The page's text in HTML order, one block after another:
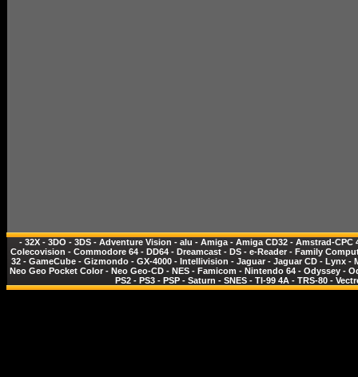
- 32X - 3DO - 3DS - Adventure Vision - alu - Amiga - Amiga CD32 - Amstrad-CPC
Colecovision - Commodore 64- DD64- Dreamcast- DS- e-Reader- Family
32 - GameCube - Gizmondo - GX-4000 - Intellivision - Jaguar - Jaguar CD - Lynx -
Neo Geo Pocket Color - Neo Geo-CD - NES - Famicom - Nintendo 64 - Odyssey -
PS2 - PS3 - PSP - Saturn - SNES - TI-99 4A - TRS-80 -